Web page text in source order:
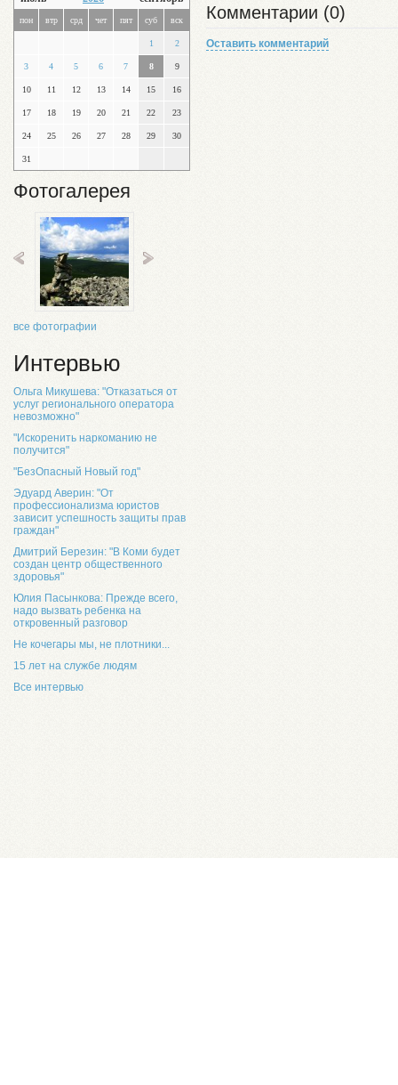
пон втр срд чет пят суб вск
1 2
3 4 5 6 7 8 9
10 11 12 13 14 15 16
17 18 19 20 21 22 23
24 25 26 27 28 29 30
31
Фотогалерея
все фотографии
Интервью
Ольга Микушева: "Отказаться от
услуг регионального оператора
невозможно"
"Искоренить наркоманию не
получится"
"БезОпасный Новый год"
Эдуард Аверин: "От
профессионализма юристов
зависит успешность защиты прав
граждан"
Дмитрий Березин: "В Коми будет
создан центр общественного
здоровья"
Юлия Пасынкова: Прежде всего,
надо вызвать ребенка на
откровенный разговор
Не кочегары мы, не плотники...
15 лет на службе людям
Все интервью
Комментарии (0)
Оставить комментарий